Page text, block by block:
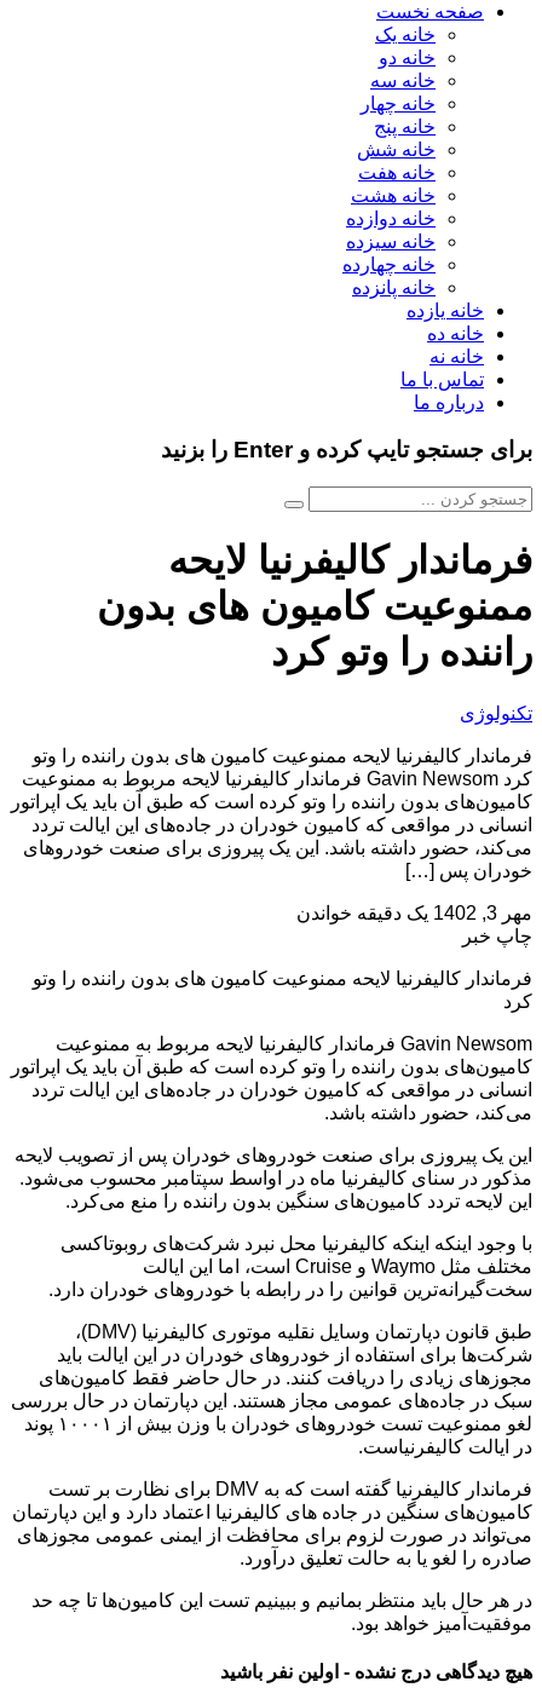
صفحه نخست
خانه یک
خانه دو
خانه سه
خانه چهار
خانه پنج
خانه شش
خانه هفت
خانه هشت
خانه دوازده
خانه سیزده
خانه چهارده
خانه پانزده
خانه یازده
خانه ده
خانه نه
تماس با ما
درباره ما
برای جستجو تایپ کرده و Enter را بزنید
فرماندار کالیفرنیا لایحه
ممنوعیت کامیون های بدون
راننده را وتو کرد
تکنولوژی
فرماندار کالیفرنیا لایحه ممنوعیت کامیون های بدون راننده را وتو
کرد Gavin Newsom فرماندار کالیفرنیا لایحه‌ مربوط به ممنوعیت
کامیون‌های بدون راننده را وتو کرده است که طبق آن باید یک اپراتور
انسانی در مواقعی که کامیون خودران در جاده‌های این ایالت تردد
می‌کند، حضور داشته باشد. این یک پیروزی برای صنعت خودروهای
خودران پس […]
مهر 3, 1402
یک دقیقه خواندن
چاپ خبر
فرماندار کالیفرنیا لایحه ممنوعیت کامیون های بدون راننده را وتو
کرد
Gavin Newsom فرماندار کالیفرنیا لایحه‌ مربوط به ممنوعیت
کامیون‌های بدون راننده را وتو کرده است که طبق آن باید یک اپراتور
انسانی در مواقعی که کامیون خودران در جاده‌های این ایالت تردد
می‌کند، حضور داشته باشد.
این یک پیروزی برای صنعت خودروهای خودران پس از تصویب لایحه
مذکور در سنای کالیفرنیا ماه در اواسط سپتامبر محسوب می‌شود.
این لایحه تردد کامیون‌های سنگین بدون راننده را منع می‌کرد.
با وجود اینکه اینکه کالیفرنیا محل نبرد شرکت‌های روبوتاکسی
مختلف مثل Waymo و Cruise است، اما این ایالت
سخت‌گیرانه‌ترین قوانین را در رابطه با خودروهای خودران دارد.
طبق قانون دپارتمان وسایل نقلیه موتوری کالیفرنیا (DMV)،
شرکت‌ها برای استفاده از خودروهای خودران در این ایالت باید
مجوزهای زیادی را دریافت کنند. در حال حاضر فقط کامیون‌های
سبک در جاده‌های عمومی مجاز هستند. این دپارتمان در حال بررسی
لغو ممنوعیت تست خودروهای خودران با وزن بیش از ۱۰۰۰۱ پوند
در ایالت کالیفرنیاست.
فرماندار کالیفرنیا گفته است که به DMV برای نظارت بر تست
کامیون‌های سنگین در جاده های کالیفرنیا اعتماد دارد و این دپارتمان
می‌تواند در صورت لزوم برای محافظت از ایمنی عمومی مجوزهای
صادره را لغو یا به حالت تعلیق درآورد.
در هر حال باید منتظر بمانیم و ببینیم تست این کامیون‌ها تا چه حد
موفقیت‌آمیز خواهد بود.
هیچ دیدگاهی درج نشده - اولین نفر باشید